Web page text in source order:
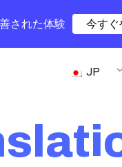
JP
された体験 今す